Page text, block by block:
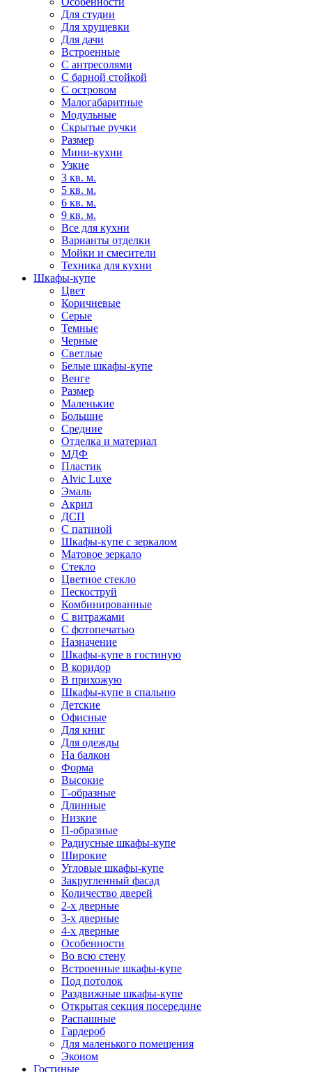
Для студии
Для хрущевки
Для дачи
Встроенные
С антресолями
С барной стойкой
С островом
Малогабаритные
Модульные
Скрытые ручки
Размер
Мини-кухни
Узкие
3 кв. м.
5 кв. м.
6 кв. м.
9 кв. м.
Все для кухни
Варианты отделки
Мойки и смесители
Техника для кухни
Шкафы-купе
Цвет
Коричневые
Серые
Темные
Черные
Светлые
Белые шкафы-купе
Венге
Размер
Маленькие
Большие
Средние
Отделка и материал
МДФ
Пластик
Alvic Luxe
Эмаль
Акрил
ДСП
С патиной
Шкафы-купе с зеркалом
Матовое зеркало
Стекло
Цветное стекло
Пескоструй
Комбинированные
С витражами
С фотопечатью
Назначение
Шкафы-купе в гостиную
В коридор
В прихожую
Шкафы-купе в спальню
Детские
Офисные
Для книг
Для одежды
На балкон
Форма
Высокие
Г-образные
Длинные
Низкие
П-образные
Радиусные шкафы-купе
Широкие
Угловые шкафы-купе
Закругленный фасад
Количество дверей
2-х дверные
3-х дверные
4-х дверные
Особенности
Во всю стену
Встроенные шкафы-купе
Под потолок
Раздвижные шкафы-купе
Открытая секция посередине
Распашные
Гардероб
Для маленького помещения
Эконом
Гостиные